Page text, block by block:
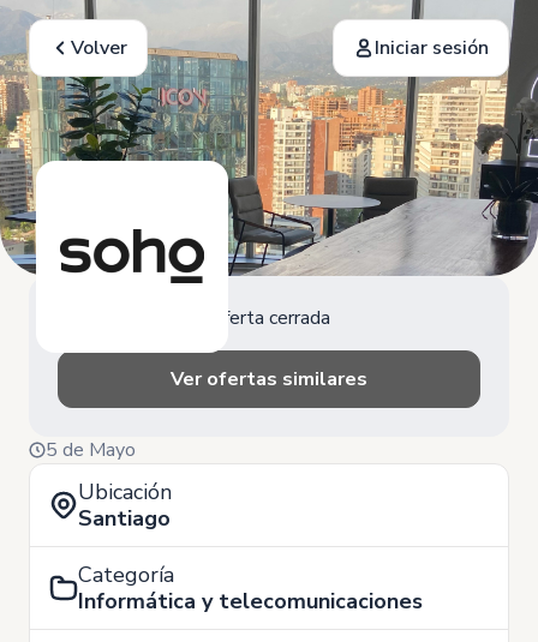
Volver Iniciar sesión
Oferta cerrada
Ver ofertas similares
5 de Mayo
Ubicación
Santiago
Categoría
Informática y telecomunicaciones